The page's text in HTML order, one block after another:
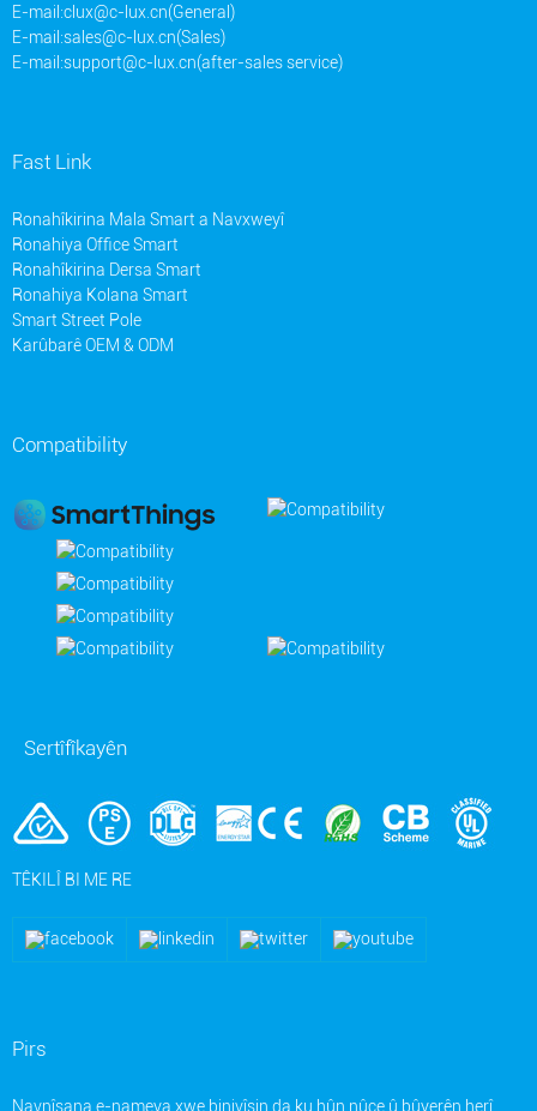
E-mail:clux@c-lux.cn(General)
E-mail:sales@c-lux.cn(Sales)
E-mail:support@c-lux.cn(after-sales service)
Fast Link
Ronahîkirina Mala Smart a Navxweyî
Ronahiya Office Smart
Ronahîkirina Dersa Smart
Ronahiya Kolana Smart
Smart Street Pole
Karûbarê OEM & ODM
Compatibility
Sertîfîkayên
TÊKILÎ BI ME RE
Pirs
Navnîşana e-nameya xwe binivîsin da ku hûn nûçe û bûyerên herî